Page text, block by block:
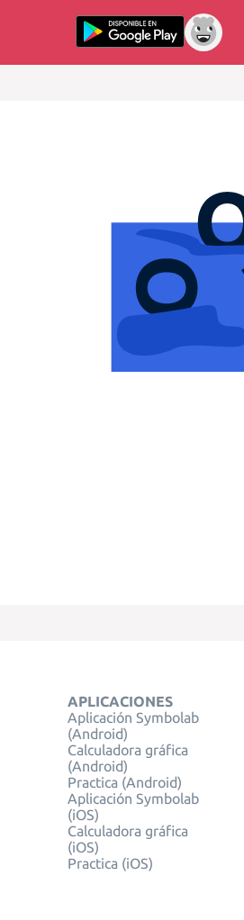
APLICACIONES
Aplicación Symbolab
(Android)
Calculadora gráfica
(Android)
Practica (Android)
Aplicación Symbolab
(iOS)
Calculadora gráfica
(iOS)
Practica (iOS)